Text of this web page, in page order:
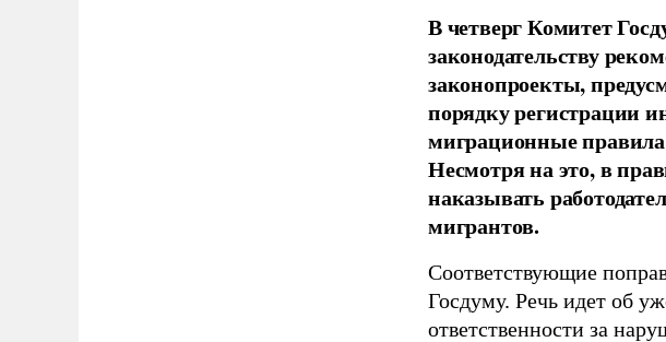
В четверг Комитет
законодательству
законопроекты,
порядку регистрации
миграционные правила
Несмотря на это, в
наказывать
мигрантов.
Соответствующие
Госдуму. Речь идет об
ответственности за